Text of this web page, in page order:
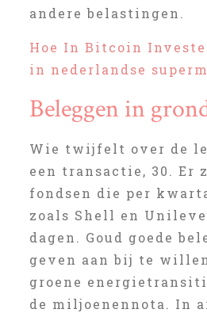
andere belastingen.
Hoe In Bitcoin
in nederlandse
Beleggen in
Wie twijfelt over de
een transactie, 30. Er
fondsen die per
zoals Shell en
dagen. Goud goede
geven aan bij te
groene
de miljoenennota. In